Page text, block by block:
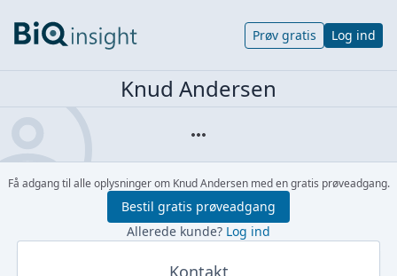
Prøv gratis Log ind
Knud Andersen
Få adgang til alle oplysninger om Knud Andersen med en gratis prøveadgang.
Bestil gratis prøveadgang
Allerede kunde? Log ind
Kontakt